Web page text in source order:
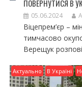
ПОВЕРНУТИСЯ В
05.06.2024
Віцепрем’єр –
тимчасово
Верещук
Актуально В Україні